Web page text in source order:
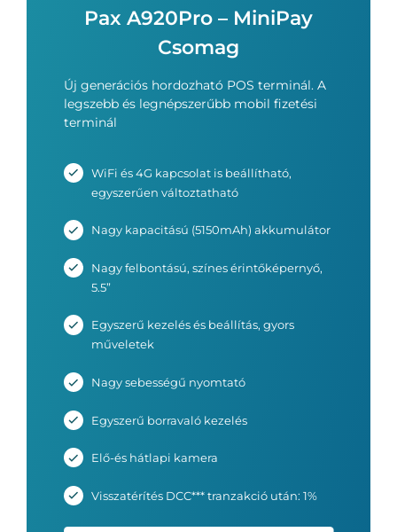
Pax A920Pro – MiniPay
Csomag
Új generációs hordozható POS terminál. A
legszebb és legnépszerűbb mobil fizetési
terminál
WiFi és 4G kapcsolat is beállítható,
egyszerűen változtatható
Nagy kapacitású (5150mAh) akkumulátor
Nagy felbontású, színes érintőképernyő,
5.5”
Egyszerű kezelés és beállítás, gyors
műveletek
Nagy sebességű nyomtató
Egyszerű borravaló kezelés
Elő-és hátlapi kamera
Visszatérítés DCC*** tranzakció után: 1%